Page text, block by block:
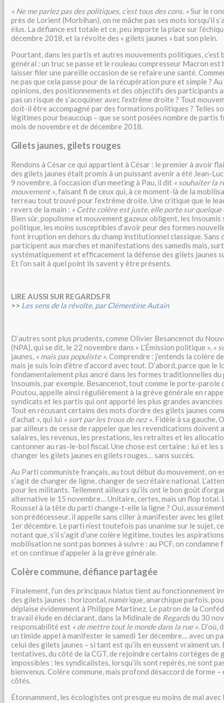
« Ne me parlez pas des politiques, c’est tous des cons. »Sur le
près de Lorient (Morbihan), on ne mâche pas ses mots lorsqu’il
élus. La défiance est totale et ce, peu importe la place sur
décembre 2018, et la révolte des « gilets jaunes » bat son plein.
Pourtant, dans les partis et autres mouvements politiques, c’est
général : un truc se passe et le rouleau compresseur Macron
laisser filer une pareille occasion de se refaire une santé.
ne pas que cela passe pour de la récupération pure et simple ?
opinions, des positionnements et des objectifs des participants
pas un risque de s’acoquiner avec l’extrême droite ? Tout
doit-il être accompagné par des formations politiques ? Telles
légitimes pour beaucoup – que se sont posées nombre de partis
mois de novembre et de décembre 2018.
Gilets jaunes, gilets rouges
Rendons à César ce qui appartient à César : le premier à avoir
des gilets jaunes était promis à un puissant avenir a été Jean-
9 novembre, à l’occasion d’un meeting à Pau, il dit « souhaiter la
mouvement », faisant fi de ceux qui, à ce moment-là de la
terreau tout trouvé pour l’extrême droite. Une critique que le
revers de la main : « Cette colère est juste, elle porte sur quelque
Bien sûr, populisme et mouvement gazeux obligent, les Insoumis
politique, les moins susceptibles d’avoir peur des formes
font irruption en dehors du champ institutionnel classique. Sans
participent aux marches et manifestations des samedis mais,
systématiquement et efficacement la défense des gilets jaunes
Et l’on sait à quel point ils savent y être présents.
LIRE AUSSI SUR REGARDS.FR
>> Les sens de la révolte, par Clémentine Autain
D’autres sont plus prudents, comme Olivier Besancenot du
(NPA), qui se dit, le 22 novembre dans « L’Émission politique », «
jaunes, « mais pas populiste ». Comprendre : j’entends la colère
mais je suis loin d’être d’accord avec tout. D’abord, parce que le
fondamentalement plus ancré dans les formes traditionnelles du
Insoumis, par exemple. Besancenot, tout comme le porte-parole
Poutou, appelle ainsi régulièrement à la grève générale en
syndicats et les partis qui ont apporté les plus grandes avancées
Tout en récusant certains des mots d’ordre des gilets jaunes
d’achat », qui lui « sort par les trous de nez ». Fidèle à sa gauche,
par ailleurs de cesse de rappeler que les revendications
salaires, les revenus, les prestations, les retraites et les
cantonner au ras-le-bol fiscal. Une chose est certaine : lui et les
changer les gilets jaunes en gilets rouges… sans succès.
Au Parti communiste français, au tout début du mouvement, on
s’agit de changer de ligne, changer de secrétaire national.
pour les militants. Tellement ailleurs qu’ils ont le bon goût
alternative le 15 novembre… Unitaire, certes, mais un flop total.
Roussel à la tête du parti change-t-elle la ligne ? Oui,
son prédécesseur, il appelle sans ciller à manifester avec les
1er décembre. Le parti n’est toutefois pas unanime sur le sujet,
notant que, s’il s’agit d’une colère légitime, toutes les
mobilisation ne sont pas bonnes à suivre : au PCF, on condamne
et on continue d’appeler à la grève générale.
Colère commune, défiance partagée
Finalement, l’un des principaux hiatus tient au fonctionnement
des gilets jaunes : horizontal, numérique, anarchique parfois,
déplaise évidemment à Philippe Martinez. Le patron de la
travail élude en déclarant, dans la Midinale de Regardsdu 30
responsabilité est « de mettre tout le monde dans la rue ». D’où,
un timide appel à manifester le samedi 1er décembre… avec un
celui des gilets jaunes – si tant est qu’ils en eussent vraiment un.
tentatives, du côté de la CGT, de rejoindre certains cortèges de
impossibles : les syndicalistes, lorsqu’ils sont repérés, ne sont
bienvenus. Colère commune, mais profond désaccord de forme –
côtés.
Étonnamment, les écologistes ont presque eu moins de mal